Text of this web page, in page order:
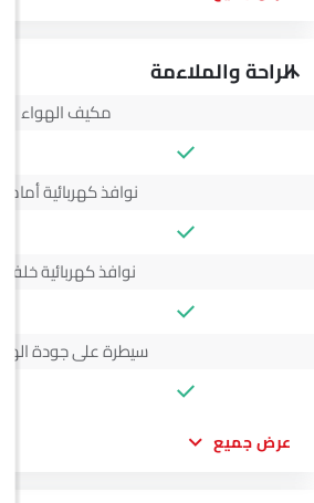
الراحة والملاءمة
مكيف الهواء
نوافذ كهربائية أمامية
نوافذ كهربائية خلفية
سيطرة على جودة الهواء
عرض جميع